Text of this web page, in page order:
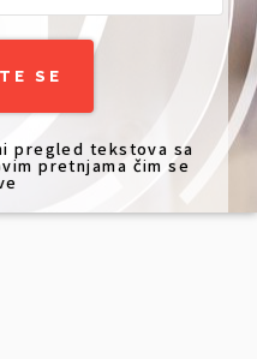
pregled tekstova sa
pretnjama čim se